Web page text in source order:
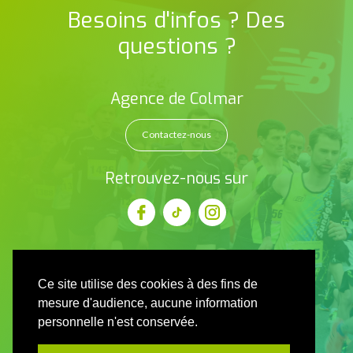
Ce site utilise des cookies à des fins de
mesure d'audience, aucune information
personnelle n'est conservée.
Besoins d'infos ? Des
questions ?
Agence de Colmar
Contactez-nous
Retrouvez-nous sur